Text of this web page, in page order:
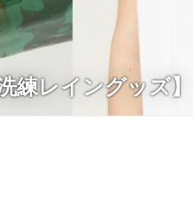
練レイングッズ】